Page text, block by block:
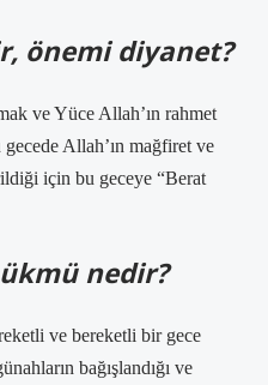
önemi diyanet?
ve Yüce Allah’ın rahmet
Allah’ın mağfiret ve
için bu geceye “Berat
nedir?
ve bereketli bir gece
bağışlandığı ve